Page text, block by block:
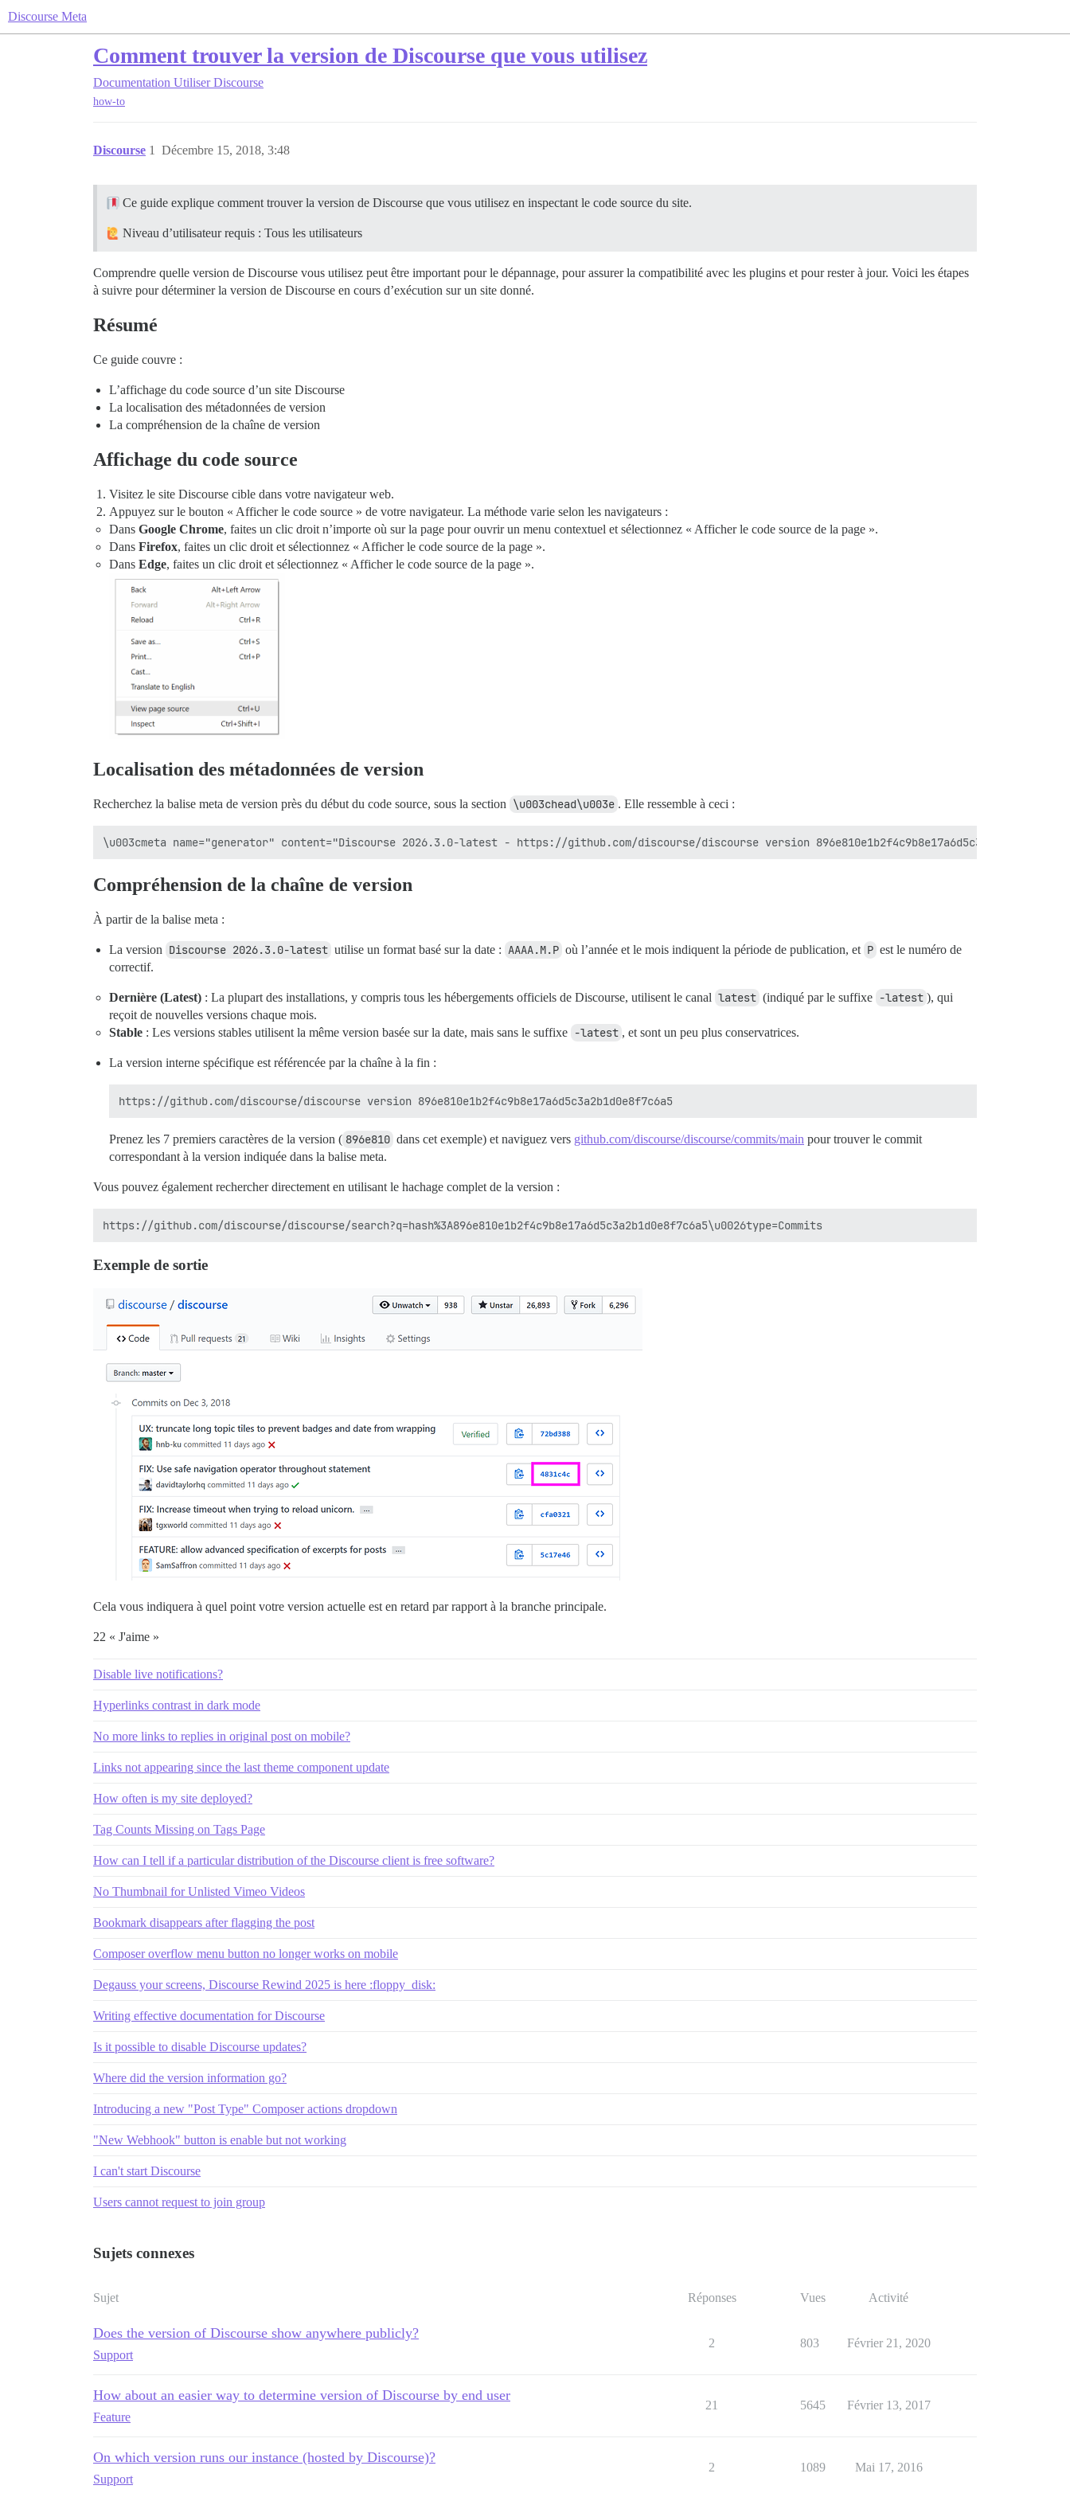
Discourse Meta
Comment trouver la version de Discourse que vous utilisez
Documentation Utiliser Discourse
how-to
Discourse Décembre 15, 2018, 3:48
1
Ce guide explique comment trouver la version de Discourse que vous utilisez en inspectant le code source du site.
Niveau d’utilisateur requis : Tous les utilisateurs
Comprendre quelle version de Discourse vous utilisez peut être important pour le dépannage, pour assurer la compatibilité avec les plugins et pour rester à jour. Voici les étapes
à suivre pour déterminer la version de Discourse en cours d’exécution sur un site donné.
Résumé
Ce guide couvre :
L’affichage du code source d’un site Discourse
La localisation des métadonnées de version
La compréhension de la chaîne de version
Affichage du code source
Visitez le site Discourse cible dans votre navigateur web.
Appuyez sur le bouton « Afficher le code source » de votre navigateur. La méthode varie selon les navigateurs :
Dans Google Chrome, faites un clic droit n’importe où sur la page pour ouvrir un menu contextuel et sélectionnez « Afficher le code source de la page ».
Dans Firefox, faites un clic droit et sélectionnez « Afficher le code source de la page ».
Dans Edge, faites un clic droit et sélectionnez « Afficher le code source de la page ».
Localisation des métadonnées de version
Recherchez la balise meta de version près du début du code source, sous la section \u003chead\u003e . Elle ressemble à ceci :
Compréhension de la chaîne de version
À partir de la balise meta :
La version Discourse 2026.3.0-latest utilise un format basé sur la date : AAAA.M.P où l’année et le mois indiquent la période de publication, et P est le numéro de
correctif.
Dernière (Latest) : La plupart des installations, y compris tous les hébergements officiels de Discourse, utilisent le canal latest (indiqué par le suffixe -latest ), qui
reçoit de nouvelles versions chaque mois.
Stable : Les versions stables utilisent la même version basée sur la date, mais sans le suffixe -latest , et sont un peu plus conservatrices.
La version interne spécifique est référencée par la chaîne à la fin :
Prenez les 7 premiers caractères de la version ( 896e810 dans cet exemple) et naviguez vers github.com/discourse/discourse/commits/main pour trouver le commit
correspondant à la version indiquée dans la balise meta.
Vous pouvez également rechercher directement en utilisant le hachage complet de la version :
Exemple de sortie
Cela vous indiquera à quel point votre version actuelle est en retard par rapport à la branche principale.
22 « J'aime »
Disable live notifications?
Hyperlinks contrast in dark mode
No more links to replies in original post on mobile?
Links not appearing since the last theme component update
How often is my site deployed?
Tag Counts Missing on Tags Page
How can I tell if a particular distribution of the Discourse client is free software?
No Thumbnail for Unlisted Vimeo Videos
Bookmark disappears after flagging the post
Composer overflow menu button no longer works on mobile
Degauss your screens, Discourse Rewind 2025 is here :floppy_disk:
Writing effective documentation for Discourse
Is it possible to disable Discourse updates?
Where did the version information go?
Introducing a new "Post Type" Composer actions dropdown
"New Webhook" button is enable but not working
I can't start Discourse
Users cannot request to join group
Sujets connexes
Sujet Réponses Vues Activité
Does the version of Discourse show anywhere publicly?
Support
2 803 Février 21, 2020
How about an easier way to determine version of Discourse by end user
Feature
21 5645 Février 13, 2017
On which version runs our instance (hosted by Discourse)?
Support
2 1089 Mai 17, 2016